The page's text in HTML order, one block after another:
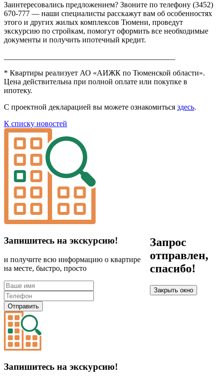
Заинтересовались предложением? Звоните по телефону (3452)
670-777 — наши специалисты расскажут вам об особенностях
этого и других жилых комплексов Тюмени, проведут
экскурсию по стройкам, помогут оформить все необходимые
документы и получить ипотечный кредит.
* Квартиры реализует АО «АИЖК по Тюменской области».
Цена действительна при полной оплате или покупке в
ипотеку.
С проектной декларацией вы можете ознакомиться здесь.
К списку новостей
Запишитесь на экскурсию!
и получите всю информацию о квартире
на месте, быстро, просто
Отправить
Запрос
отправлен,
спасибо!
Закрыть окно
Запишитесь на экскурсию!